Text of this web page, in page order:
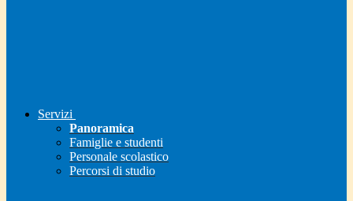
Servizi
Panoramica
Famiglie e studenti
Personale scolastico
Percorsi di studio